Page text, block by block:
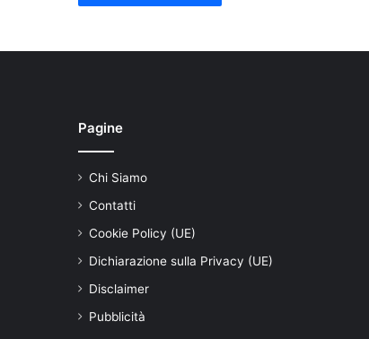
Pagine
Chi Siamo
Contatti
Cookie Policy (UE)
Dichiarazione sulla Privacy (UE)
Disclaimer
Pubblicità